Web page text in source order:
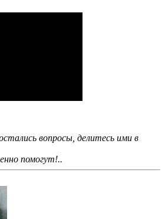
вопросы, делитесь ими в
помогут!..